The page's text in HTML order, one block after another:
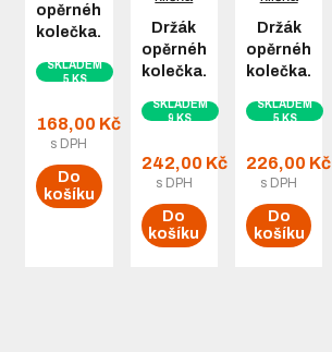
opěrného
kolečka…
SKLADEM
5 KS
168,00 Kč
s DPH
Do
košíku
Držák
opěrného
kolečka…
SKLADEM
9 KS
242,00 Kč
s DPH
Do
košíku
Držák
opěrného
kolečka…
SKLADEM
5 KS
226,00 Kč
s DPH
Do
košíku